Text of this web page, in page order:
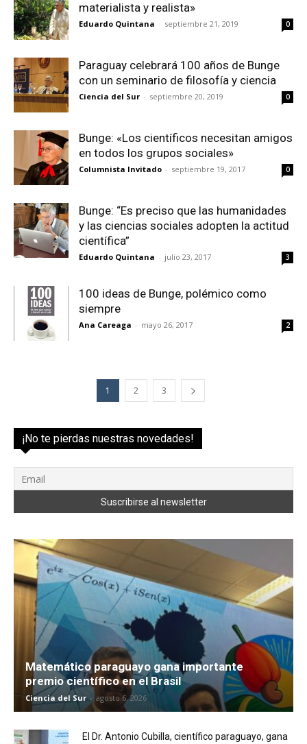
materialista y realista»
Eduardo Quintana - septiembre 21, 2019 0
Paraguay celebrará 100 años de Bunge
con un seminario de filosofía y ciencia
Ciencia del Sur - septiembre 20, 2019 0
Bunge: «Los científicos necesitan amigos
en todos los grupos sociales»
Columnista Invitado - septiembre 19, 2017 0
Bunge: “Es preciso que las humanidades
y las ciencias sociales adopten la actitud
científica”
Eduardo Quintana - julio 23, 2017 3
100 ideas de Bunge, polémico como
siempre
Ana Careaga - mayo 26, 2017 2
1 2 3
¡No te pierdas nuestras novedades!
Matemático paraguayo gana importante
premio científico en el Brasil
Ciencia del Sur - agosto 6, 2026
El Dr. Antonio Cubilla, científico paraguayo, gana